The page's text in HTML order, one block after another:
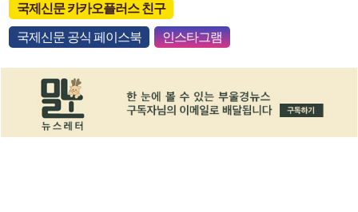
국제신문 카카오플러스 친구
국제신문 공식 페이스북 인스타그램